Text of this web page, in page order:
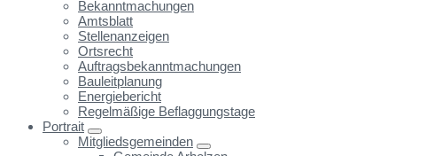
Bekanntmachungen
Amtsblatt
Stellenanzeigen
Ortsrecht
Auftragsbekanntmachungen
Bauleitplanung
Energiebericht
Regelmäßige Beflaggungstage
Portrait
Mitgliedsgemeinden